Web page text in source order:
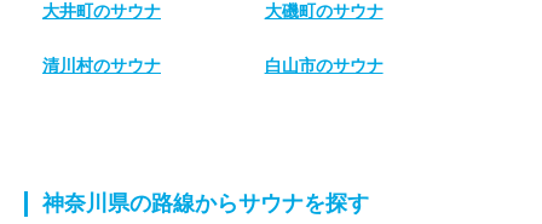
大井町のサウナ 大磯町のサウナ
清川村のサウナ 白山市のサウナ
神奈川県の路線からサウナを探す